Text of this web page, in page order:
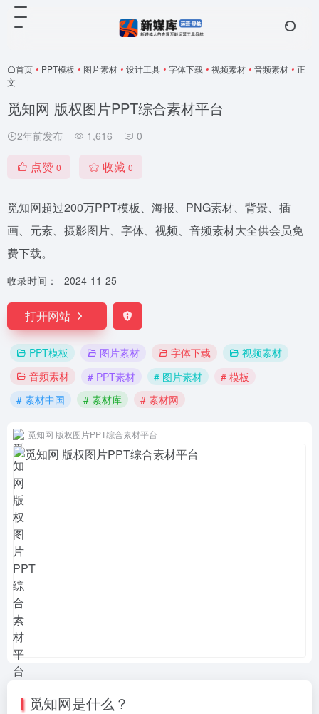
首页 • PPT模板 • 图片素材 • 设计工具 • 字体下载 • 视频素材 • 音频素材 • 正
文
觅知网 版权图片PPT综合素材平台
2年前发布 1,616 0
点赞 0 收藏 0
觅知网超过200万PPT模板、海报、PNG素材、背景、插
画、元素、摄影图片、字体、视频、音频素材大全供会员免
费下载。
收录时间： 2024-11-25
打开网站
PPT模板 图片素材 字体下载
视频素材
音频素材
# PPT素材 # 图片素材
# 模板
# 素材中国
# 素材库 # 素材网
觅知网 版权图片PPT综合素材平台
觅知网是什么？